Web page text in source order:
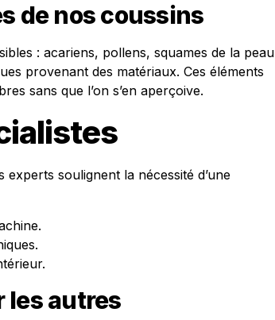
de nos coussins
: acariens, pollens, squames de la peau
provenant des matériaux. Ces éléments
sans que l’on s’en aperçoive.
soulignent la nécessité d’une
les autres